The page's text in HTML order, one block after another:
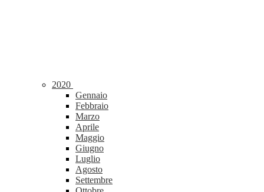
2020
Gennaio
Febbraio
Marzo
Aprile
Maggio
Giugno
Luglio
Agosto
Settembre